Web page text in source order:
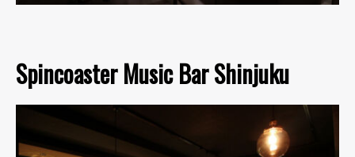
Spincoaster Music Bar Shinjuku